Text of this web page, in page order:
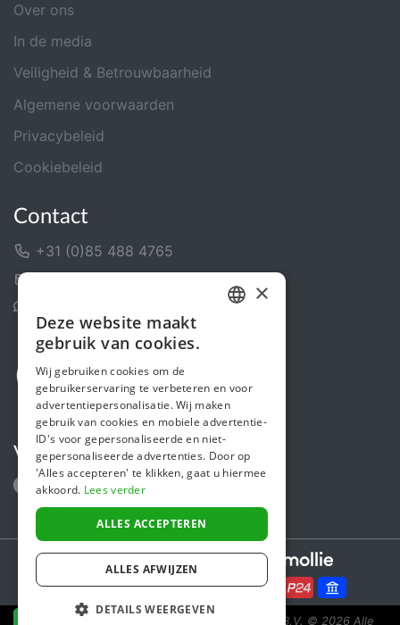
Over ons
In de media
Veiligheid & Betrouwbaarheid
Algemene voorwaarden
Privacybeleid
Cookiebeleid
Contact
+31 (0)85 488 4765
Volg ons
Secure payments powered by
Steunactie is een initiatief van Sponsor Europe B.V. © 2026 Alle
ENGLISH
×
Deze website maakt
gebruik van cookies.
Wij gebruiken cookies om de
gebruikerservaring te verbeteren en voor
advertentiepersonalisatie. Wij maken
gebruik van cookies en mobiele advertentie-
ID's voor gepersonaliseerde en niet-
gepersonaliseerde advertenties. Door op
'Alles accepteren' te klikken, gaat u hiermee
akkoord. Lees verder
ALLES ACCEPTEREN
ALLES AFWIJZEN
DETAILS WEERGEVEN